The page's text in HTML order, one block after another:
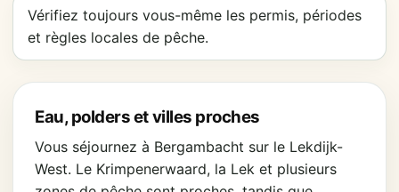
Vérifiez toujours vous-même les permis, périodes
et règles locales de pêche.
Eau, polders et villes proches
Vous séjournez à Bergambacht sur le Lekdijk-
West. Le Krimpenerwaard, la Lek et plusieurs